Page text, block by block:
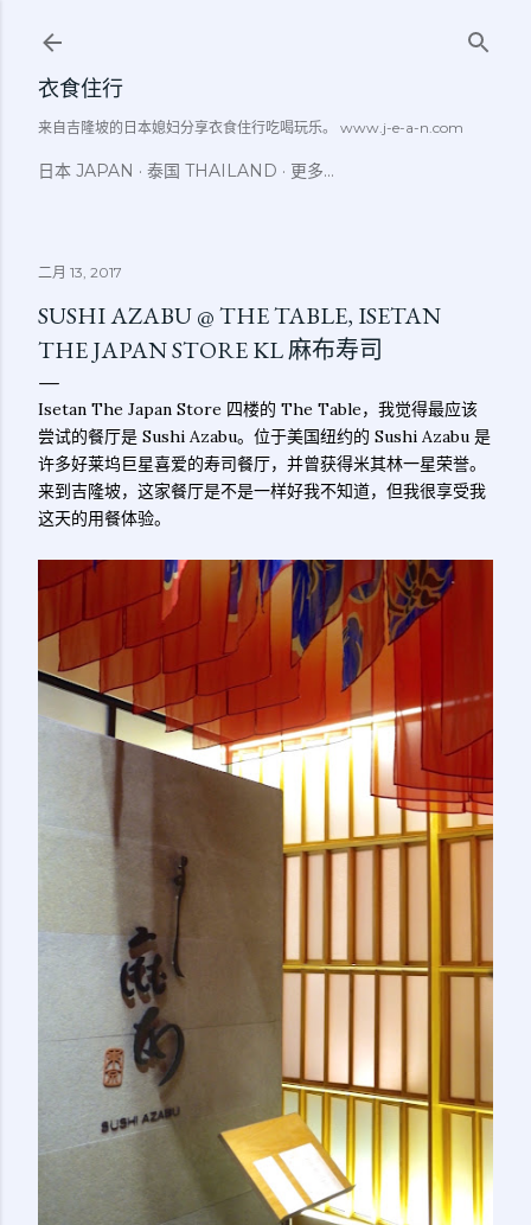
衣食住行
来自吉隆坡的日本媳妇分享衣食住行吃喝玩乐。 www.j-e-a-n.com
日本 JAPAN 泰国 THAILAND 更多…
二月 13, 2017
SUSHI AZABU @ THE TABLE, ISETAN
THE JAPAN STORE KL 麻布寿司
Isetan The Japan Store 四楼的 The Table，我觉得最应该
尝试的餐厅是 Sushi Azabu。位于美国纽约的 Sushi Azabu 是
许多好莱坞巨星喜爱的寿司餐厅，并曾获得米其林一星荣誉。
来到吉隆坡，这家餐厅是不是一样好我不知道，但我很享受我
这天的用餐体验。